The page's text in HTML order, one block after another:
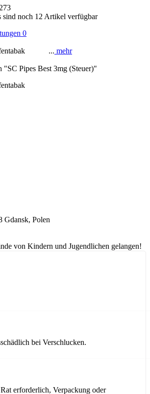
sind noch 12 Artikel verfügbar
0
... mehr
"SC Pipes Best 3mg (Steuer)"
Gdansk, Polen
von Kindern und Jugendlichen gelangen!
bei Verschlucken.
erforderlich, Verpackung oder